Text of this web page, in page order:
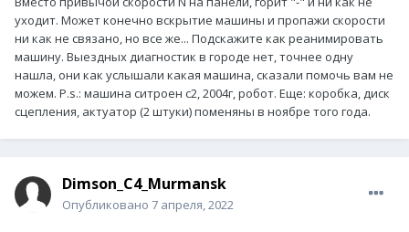
уходит. Может конечно вскрытие машины и пропажи скорости
ни как не связано, но все же... Подскажите как реанимировать
машину. Выездных диагностик в городе нет, точнее одну
нашла, они как услышали какая машина, сказали помочь вам не
можем. P.s.: машина ситроен с2, 2004г, робот. Еще: коробка, диск
сцепления, актуатор (2 штуки) поменяны в ноябре того года.
Dimson_C4_Murmansk
Опубликовано 7 апреля, 2022